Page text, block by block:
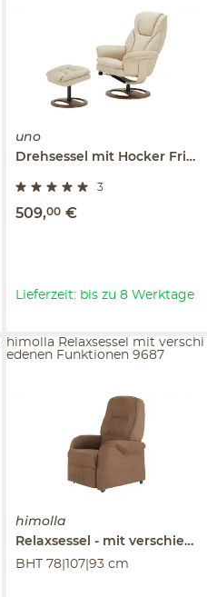
Manon
uno
Drehsessel mit Hocker Frieda
3
509,00 €
Lieferzeit: bis zu 8 Werktage
Dean
himolla
Relaxsessel
mit verschiedenen Funktionen
BHT 78|107|93 cm
himolla Relaxsessel mit verschi
edenen Funktionen 9687